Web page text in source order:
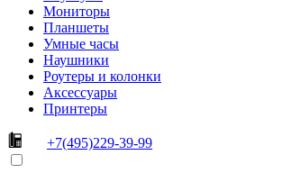
Мониторы
Планшеты
Умные часы
Наушники
Роутеры и колонки
Аксессуары
Принтеры
+7(495)229-39-99